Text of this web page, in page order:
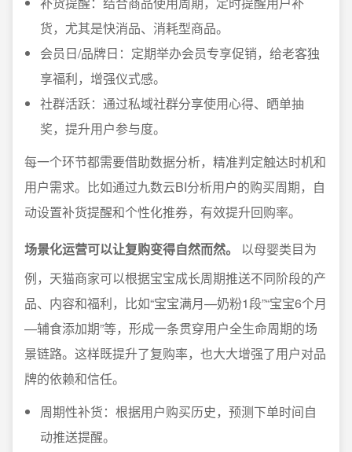
货，尤其是快消品、消耗型商品。
会员日/品牌日：定期举办会员专享促销，给老客独
享福利，增强仪式感。
社群活跃：通过私域社群分享使用心得、晒单抽
奖，提升用户参与度。
每一个环节都需要借助数据分析，精准判定触达时机和
用户需求。比如通过九数云BI分析用户的购买周期，自
动设置补货提醒和个性化推券，有效提升回购率。
场景化运营可以让复购变得自然而然。
以母婴类目为
例，天猫商家可以根据宝宝成长周期推送不同阶段的产
品、内容和福利，比如“宝宝满月—奶粉1段”“宝宝6个月
—辅食添加期”等，形成一条贯穿用户全生命周期的场
景链路。这样既提升了复购率，也大大增强了用户对品
牌的依赖和信任。
周期性补货：根据用户购买历史，预测下单时间自
动推送提醒。